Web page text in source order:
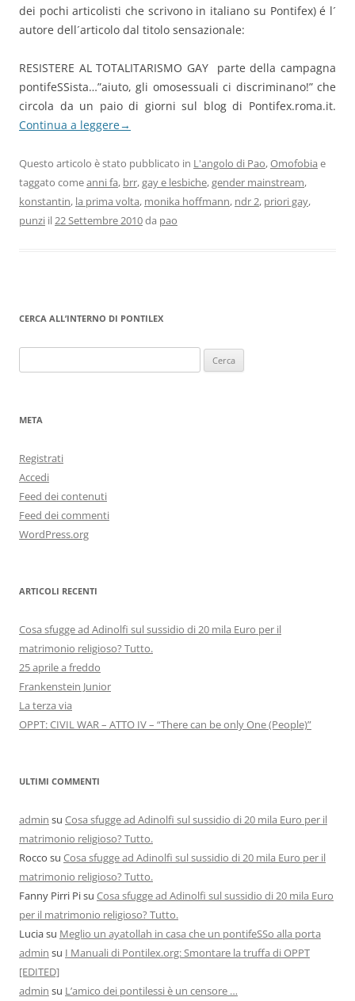
dei pochi articolisti che scrivono in italiano su Pontifex) é l´
autore dell´articolo dal titolo sensazionale:
RESISTERE AL TOTALITARISMO GAY parte della campagna
pontifeSSista…”aiuto, gli omosessuali ci discriminano!” che
circola da un paio di giorni sul blog di Pontifex.roma.it.
Continua a leggere→
Questo articolo è stato pubblicato in L'angolo di Pao,Omofobia e
taggato comeanni fa, brr,gay e lesbiche,gender mainstream,
konstantin, la prima volta, monika hoffmann, ndr 2, priori gay,
punzi il22 Settembre 2010da pao
CERCA ALL’INTERNO DI PONTILEX
per:
META
Registrati
Accedi
Feed dei contenuti
Feed dei commenti
WordPress.org
ARTICOLI RECENTI
Cosa sfugge ad Adinolfi sul sussidio di 20 mila Euro per il
matrimonio religioso? Tutto.
25 aprile a freddo
Frankenstein Junior
La terza via
OPPT: CIVIL WAR – ATTO IV – “There can be only One (People)”
ULTIMI COMMENTI
admin su Cosa sfugge ad Adinolfi sul sussidio di 20 mila Euro per il
matrimonio religioso? Tutto.
Rocco su Cosa sfugge ad Adinolfi sul sussidio di 20 mila Euro per il
matrimonio religioso? Tutto.
Fanny Pirri Pisu Cosa sfugge ad Adinolfi sul sussidio di 20 mila Euro
per il matrimonio religioso? Tutto.
Luciasu Meglio un ayatollah in casa che un pontifeSSo alla porta
admin su I Manuali di Pontilex.org: Smontare la truffa di OPPT
[EDITED]
admin su L’amico dei pontilessi è un censore …